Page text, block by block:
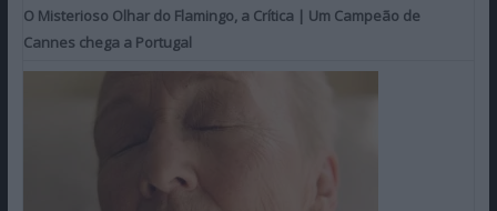
O Misterioso Olhar do Flamingo, a Crítica | Um Campeão de
Cannes chega a Portugal